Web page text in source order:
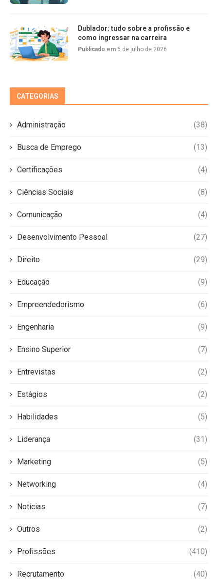
Dublador: tudo sobre a profissão e
como ingressar na carreira
Publicado em 6 de julho de 2026
CATEGORIAS
Administração (38)
Busca de Emprego (13)
Certificações (4)
Ciências Sociais (8)
Comunicação (4)
Desenvolvimento Pessoal (27)
Direito (29)
Educação (9)
Empreendedorismo (6)
Engenharia (9)
Ensino Superior (7)
Entrevistas (2)
Estágios (2)
Habilidades (5)
Liderança (31)
Marketing (5)
Networking (4)
Notícias (7)
Outros (2)
Profissões (410)
Recrutamento (40)